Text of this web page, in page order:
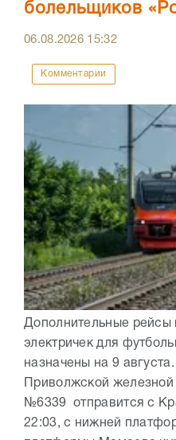
болельщиков
06.08.2026 15:32
Комментарии
Дополнительные рейсы
электричек для
назначены на 9
Приволжской железной
№6339 отправится с
22:03, с нижней